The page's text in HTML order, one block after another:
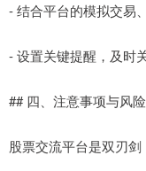
- 结合平台的模拟交易
- 设置关键提醒，及时
## 四、注意事项与风
股票交流平台是双刃